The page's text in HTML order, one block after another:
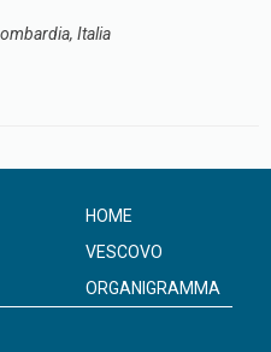
Italia
HOME
VESCOVO
ORGANIGRAMMA